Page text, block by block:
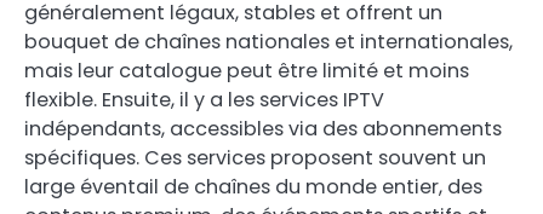
généralement légaux, stables et offrent un
bouquet de chaînes nationales et internationales,
mais leur catalogue peut être limité et moins
flexible. Ensuite, il y a les services IPTV
indépendants, accessibles via des abonnements
spécifiques. Ces services proposent souvent un
large éventail de chaînes du monde entier, des